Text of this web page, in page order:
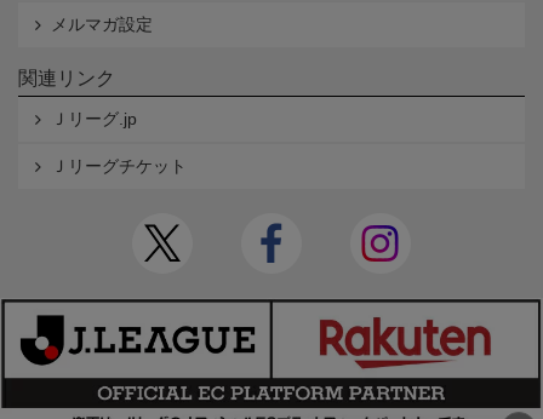
メルマガ設定
関連リンク
Ｊリーグ.jp
Ｊリーグチケット